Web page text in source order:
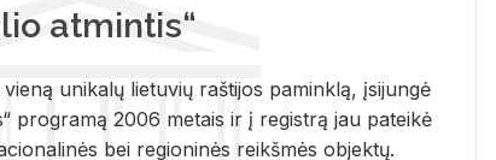
atmintis“
unikalų lietuvių raštijos paminklą, įsijungė
programą 2006 metais ir į registrą jau pateikė
bei regioninės reikšmės objektų.